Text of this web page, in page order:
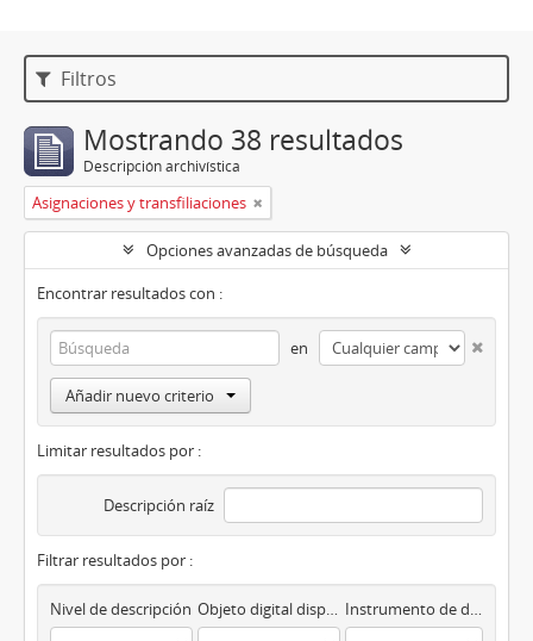
Filtros
Mostrando 38 resultados
Descripción archivística
Asignaciones y transfiliaciones
Opciones avanzadas de búsqueda
Encontrar resultados con :
en
Añadir nuevo criterio
Limitar resultados por :
Descripción raíz
Filtrar resultados por :
Nivel de descripción Objeto digital disponibles Instrumento de descripción